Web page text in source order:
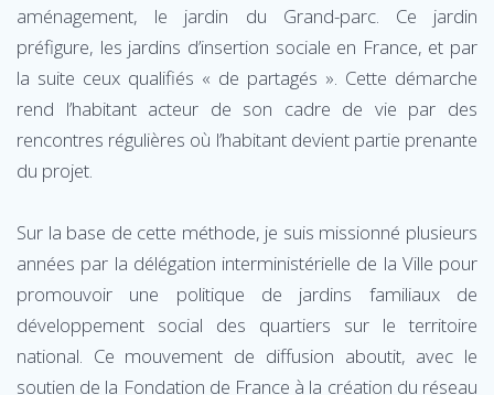
aménagement, le jardin du Grand-parc. Ce jardin
préfigure, les jardins d’insertion sociale en France, et par
la suite ceux qualifiés « de partagés ». Cette démarche
rend l’habitant acteur de son cadre de vie par des
rencontres régulières où l’habitant devient partie prenante
du projet.
Sur la base de cette méthode, je suis missionné plusieurs
années par la délégation interministérielle de la Ville pour
promouvoir une politique de jardins familiaux de
développement social des quartiers sur le territoire
national. Ce mouvement de diffusion aboutit, avec le
soutien de la Fondation de France à la création du réseau